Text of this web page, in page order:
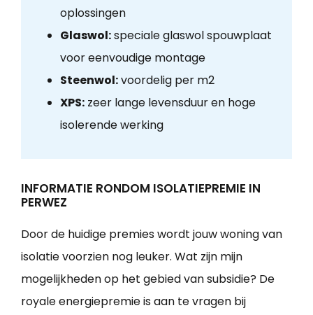
oplossingen
Glaswol:speciale glaswol spouwplaat
voor eenvoudige montage
Steenwol:voordelig per m2
XPS:zeer lange levensduur en hoge
isolerende werking
INFORMATIE RONDOM ISOLATIEPREMIE IN
PERWEZ
Door de huidige premies wordt jouw woning van
isolatie voorzien nog leuker. Wat zijn mijn
mogelijkheden op het gebied van subsidie? De
royale energiepremie is aan te vragen bij